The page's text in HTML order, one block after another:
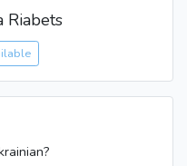
Riabets